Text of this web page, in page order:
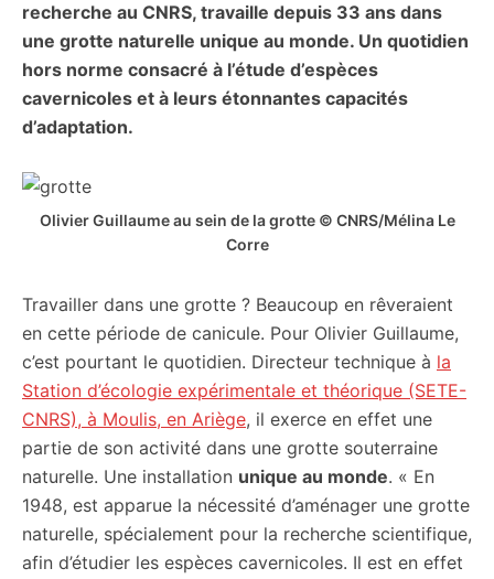
recherche au CNRS, travaille depuis 33 ans dans
une grotte naturelle unique au monde. Un quotidien
hors norme consacré à l’étude d’espèces
cavernicoles et à leurs étonnantes capacités
d’adaptation.
Olivier Guillaume au sein de la grotte © CNRS/Mélina Le
Corre
Travailler dans une grotte ? Beaucoup en rêveraient
en cette période de canicule. Pour Olivier Guillaume,
c’est pourtant le quotidien. Directeur technique à la
Station d’écologie expérimentale et théorique (SETE-
CNRS), à Moulis, en Ariège, il exerce en effet une
partie de son activité dans une grotte souterraine
naturelle. Une installation unique au monde. « En
1948, est apparue la nécessité d’aménager une grotte
naturelle, spécialement pour la recherche scientifique,
afin d’étudier les espèces cavernicoles. Il est en effet